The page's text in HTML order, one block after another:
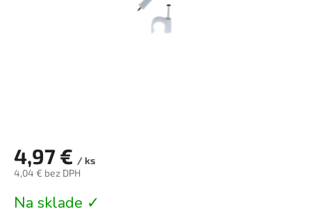
4,97 € / ks
4,04 € bez DPH
cena:
Na sklade ✓